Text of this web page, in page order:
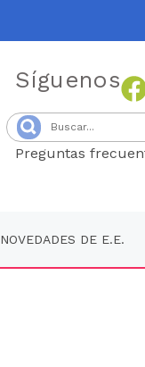
Síguenos
Preguntas
NOVEDADES DE E.E.